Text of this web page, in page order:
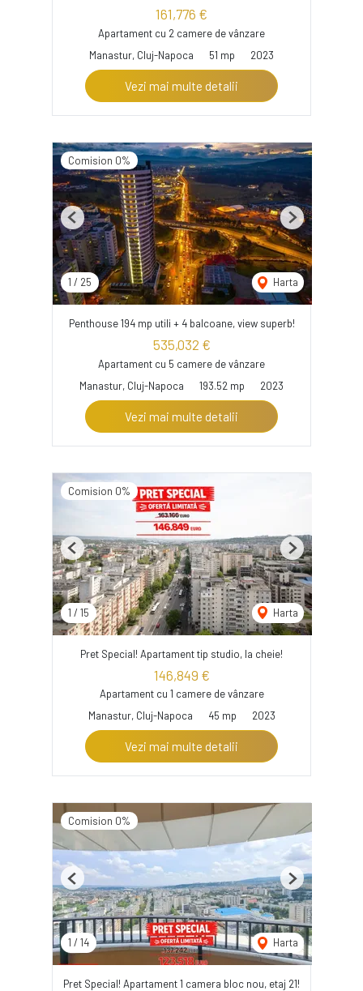
161,776 €
Apartament cu 2 camere de vânzare
Manastur, Cluj-Napoca
51 mp 2023
Vezi mai multe detalii
Comision 0%
1 / 25 Harta
Previous Next
Penthouse 194 mp utili + 4 balcoane, view superb!
535,032 €
Apartament cu 5 camere de vânzare
Manastur, Cluj-Napoca
193.52 mp 2023
Vezi mai multe detalii
Comision 0%
1 / 15 Harta
Previous Next
Pret Special! Apartament tip studio, la cheie!
146,849 €
Apartament cu 1 camere de vânzare
Manastur, Cluj-Napoca
45 mp 2023
Vezi mai multe detalii
Comision 0%
1 / 14 Harta
Previous Next
Pret Special! Apartament 1 camera bloc nou, etaj 21!